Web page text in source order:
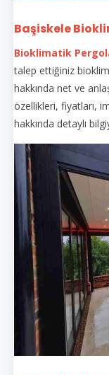
Başiskele
Bioklimatik
talep ettiğiniz
hakkında net ve
özellikleri, fiyatları,
hakkında detaylı